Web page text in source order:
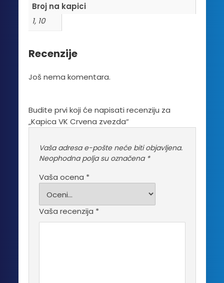
Broj na kapici
1, 10
Recenzije
Još nema komentara.
Budite prvi koji će napisati recenziju za
„Kapica VK Crvena zvezda“
Vaša adresa e-pošte neće biti objavljena.
Neophodna polja su označena *
Vaša ocena *
Vaša recenzija *